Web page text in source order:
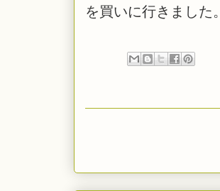
を買いに行きました。